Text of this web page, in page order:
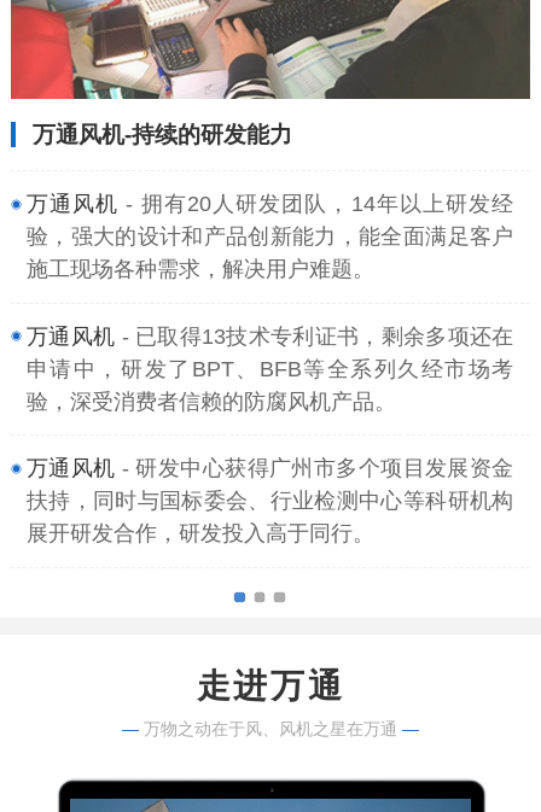
万通风机-持续的研发能力
万通风机 - 拥有20人研发团队，14年以上研发经
验，强大的设计和产品创新能力，能全面满足客户
施工现场各种需求，解决用户难题。
万通风机 - 已取得13技术专利证书，剩余多项还在
申请中，研发了BPT、BFB等全系列久经市场考
验，深受消费者信赖的防腐风机产品。
万通风机 - 研发中心获得广州市多个项目发展资金
扶持，同时与国标委会、行业检测中心等科研机构
展开研发合作，研发投入高于同行。
走进万通
— 万物之动在于风、风机之星在万通 —